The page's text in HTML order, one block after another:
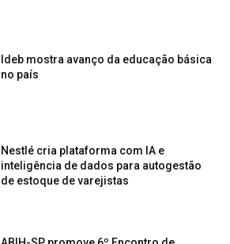
Ideb mostra avanço da educação básica
no país
Nestlé cria plataforma com IA e
inteligência de dados para autogestão
de estoque de varejistas